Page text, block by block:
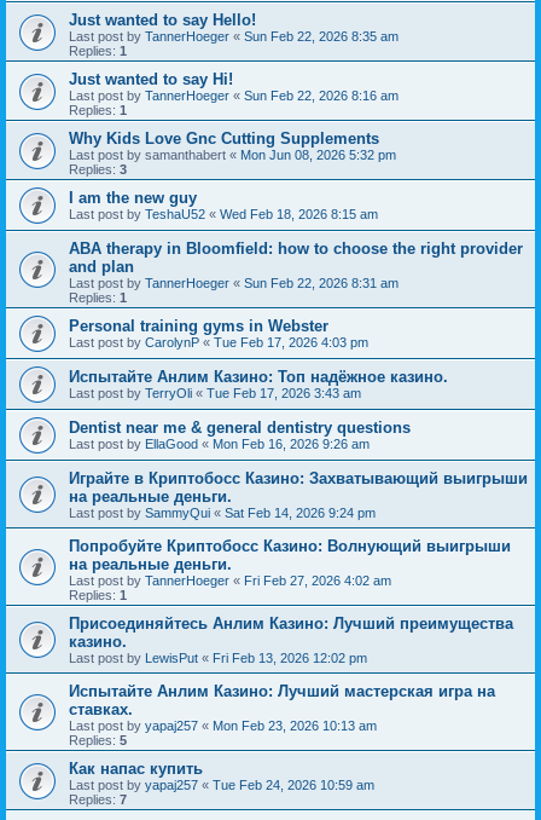
Just wanted to say Hello!
Last post by TannerHoeger « Sun Feb 22, 2026 8:35 am
Replies: 1
Just wanted to say Hi!
Last post by TannerHoeger « Sun Feb 22, 2026 8:16 am
Replies: 1
Why Kids Love Gnc Cutting Supplements
Last post by samanthabert « Mon Jun 08, 2026 5:32 pm
Replies: 3
I am the new guy
Last post by TeshaU52 « Wed Feb 18, 2026 8:15 am
ABA therapy in Bloomfield: how to choose the right provider
and plan
Last post by TannerHoeger « Sun Feb 22, 2026 8:31 am
Replies: 1
Personal training gyms in Webster
Last post by CarolynP « Tue Feb 17, 2026 4:03 pm
Испытайте Анлим Казино: Топ надёжное казино.
Last post by TerryOli « Tue Feb 17, 2026 3:43 am
Dentist near me & general dentistry questions
Last post by EllaGood « Mon Feb 16, 2026 9:26 am
Играйте в Криптобосс Казино: Захватывающий выигрыши
на реальные деньги.
Last post by SammyQui « Sat Feb 14, 2026 9:24 pm
Попробуйте Криптобосс Казино: Волнующий выигрыши
на реальные деньги.
Last post by TannerHoeger « Fri Feb 27, 2026 4:02 am
Replies: 1
Присоединяйтесь Анлим Казино: Лучший преимущества
казино.
Last post by LewisPut « Fri Feb 13, 2026 12:02 pm
Испытайте Анлим Казино: Лучший мастерская игра на
ставках.
Last post by yapaj257 « Mon Feb 23, 2026 10:13 am
Replies: 5
Как напас купить
Last post by yapaj257 « Tue Feb 24, 2026 10:59 am
Replies: 7